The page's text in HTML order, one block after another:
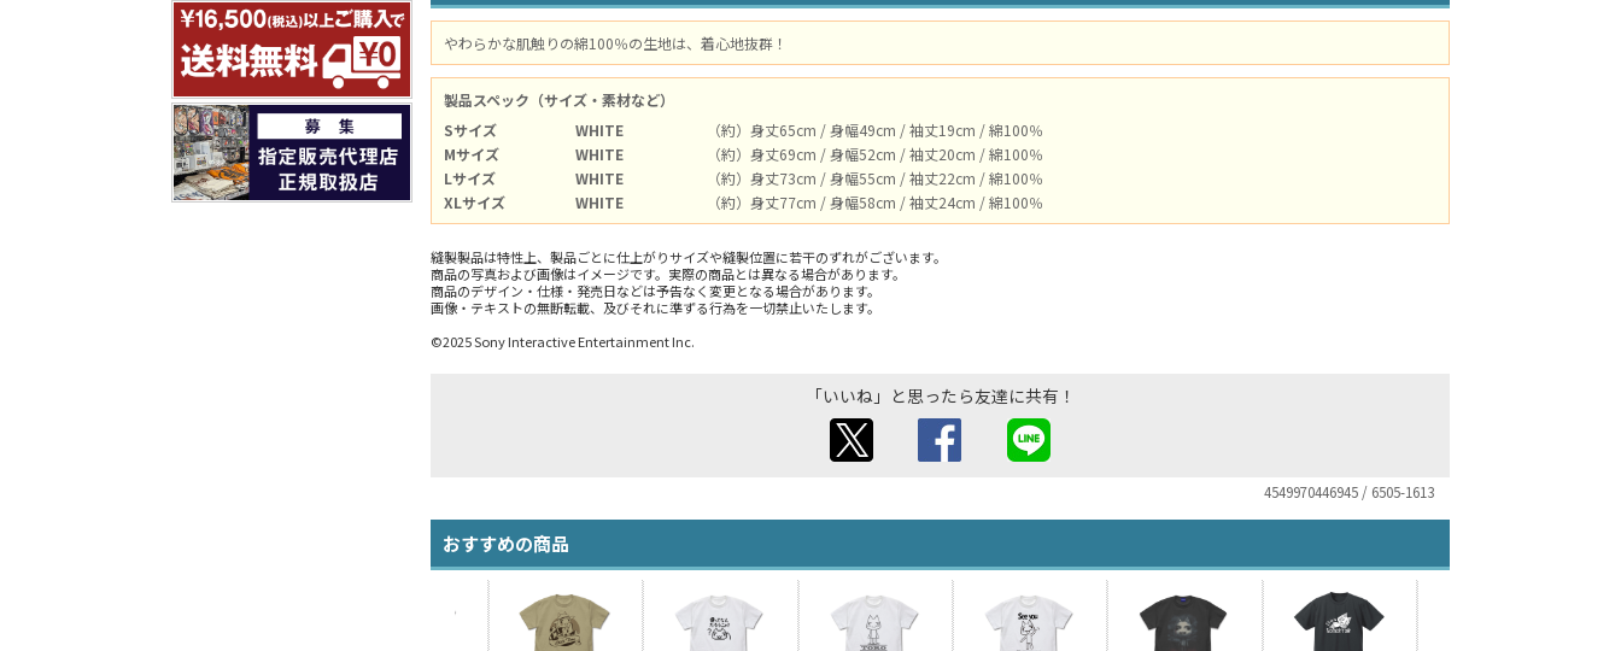
やわらかな肌触りの綿100％の生地は、着心地抜群！
製品スペック（サイズ・素材など）
Sサイズ
WHITE
（約）身丈65cm / 身幅49cm / 袖丈19cm / 綿100％
Mサイズ
WHITE
（約）身丈69cm / 身幅52cm / 袖丈20cm / 綿100％
Lサイズ
WHITE
（約）身丈73cm / 身幅55cm / 袖丈22cm / 綿100％
XLサイズ
WHITE （約）身丈77cm / 身幅58cm / 袖丈24cm / 綿100％
縫製製品は特性上、製品ごとに仕上がりサイズや縫製位置に若干のずれがございます。
商品の写真および画像はイメージです。実際の商品とは異なる場合があります。
商品のデザイン・仕様・発売日などは予告なく変更となる場合があります。
画像・テキストの無断転載、及びそれに準ずる行為を一切禁止いたします。
©2025 Sony Interactive Entertainment Inc.
「いいね」と思ったら友達に共有！
4549970446945 / 6505-1613
おすすめの商品